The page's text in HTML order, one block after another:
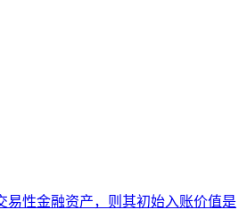
易性金融资产，则其初始入账价值是